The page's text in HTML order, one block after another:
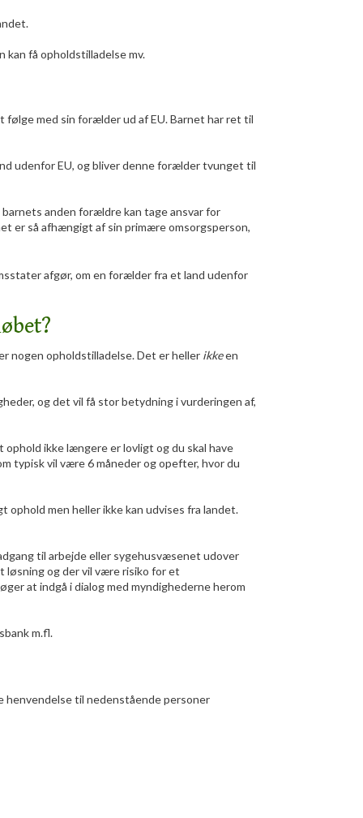
kan få opholdstilladelse mv.
med sin forælder ud af EU. Barnet har ret til
udenfor EU, og bliver denne forælder tvunget til
anden forældre kan tage ansvar for
er så afhængigt af sin primære omsorgsperson,
afgør, om en forælder fra et land udenfor
nogen opholdstilladelse. Det er heller ikkeen
og det vil få stor betydning i vurderingen af,
ikke længere er lovligt og du skal have
typisk vil være 6 måneder og opefter, hvor du
ophold men heller ikke kan udvises fra landet.
til arbejde eller sygehusvæsenet udover
og der vil være risiko for et
at indgå i dialog med myndighederne herom
m.fl.
henvendelse til nedenstående personer